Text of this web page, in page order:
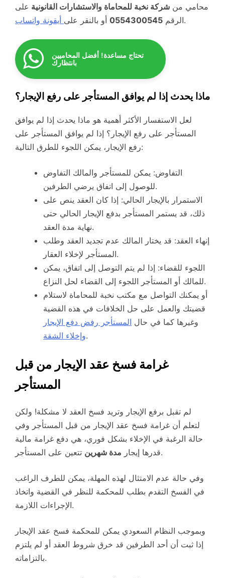
محامي من شركة نخبة للمحاماة والاستشارات القانونية على
الرقم 0554300545 أو بالنقر على أيقونة واتساب .
تحتاج مساعدة! أفضل المحاميين
بانتظارك
ماذا يحدث إذا لم يوافق المستأجر على رفع الإيجار؟
لعل الاستفسار الأكثر أهمية هو ماذا يحدث إذا لم يوافق
المستأجر على رفع الإيجار؟ إذا لم يوافق المستأجر على
رفع الإيجار، يمكن اللجوء للطرق التالية:
التفاوض: يمكن للمستأجر والمالك التفاوض
للوصول إلى اتفاق يرضي الطرفين.
الاستمرار بالإيجار الحالي: إذا كان العقد ينص على
ذلك، قد يستمر المستأجر بدفع الإيجار الحالي حتى
نهاية مدة العقد.
إنهاء العقد: قد يختار المالك عدم تجديد العقد وطلب
المستأجر لإخلاء العقار.
اللجوء للقضاء: إذا لم يتم التوصل إلى اتفاق، يمكن
للمالك أو المستأجر اللجوء إلى القضاء لحل النزاع.
أو يمكنك التواصل مع مكتب نخبة للمحاماة لاستلام
قضيتك والعمل على حل الخلافات في هذه القضية
وغيرها كما في حال المستأجر رفض دفع الإيجار
وإخلاء الشقة.
غرامة فسخ عقد الإيجار من قبل
المستأجر
لم تقبل برفع الإيجار وتريد فسخ العقد لا مشكلة! ولكن
لتعلم أن غرامة فسخ عقد الإيجار من قبل المستأجر وفي
حالة الرغبة في الإخلاء بشكل فوري، هي دفع غرامة مالية
قدرها إيجار مدة شهرين تتعين على المستأجر.
وفي حالة عدم الامتثال لهذه المهلة، يمكن للطرف الراغب
في الفسخ التقدم بطلب للمحكمة للنظر في القضية واتخاذ
الإجراءات اللازمة.
وبموجب النظام السعودي يمكن للمحكمة فسخ عقد الإيجار
إذا ثبت أن أحد الطرفين قد خرق شروط العقد أو لم يلتزم
بالتزاماته.